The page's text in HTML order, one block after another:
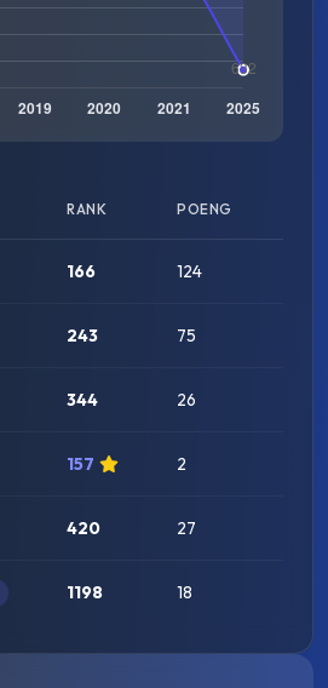
RANK POENG
166 124
243 75
344 26
157 2
420 27
1198 18